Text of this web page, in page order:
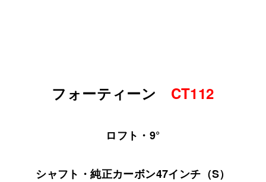
フォーティーン CT112
ロフト・9°
シャフト・純正カーボン47インチ（S）